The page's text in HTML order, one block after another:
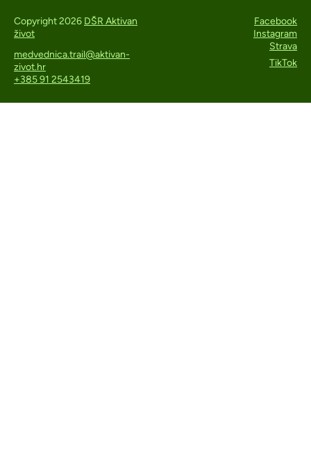
Copyright 2026 DŠR Aktivan
život
medvednica.trail@aktivan-
zivot.hr
+385 91 2543419
Facebook
Instagram
Strava
TikTok